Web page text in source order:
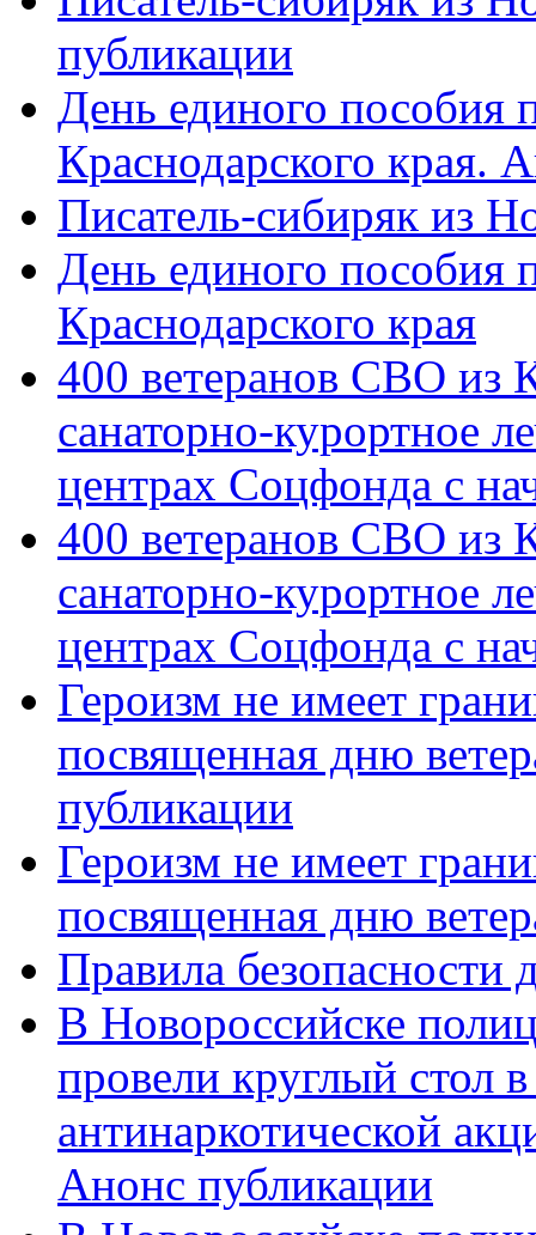
публикации
День единого пособия
Краснодарского края.
Писатель-сибиряк из
День единого пособия
Краснодарского края
400 ветеранов СВО из
санаторно-курортное
центрах Соцфонда с
400 ветеранов СВО из
санаторно-курортное
центрах Соцфонда с
Героизм не имеет
посвященная дню
публикации
Героизм не имеет
посвященная дню
Правила безопасности
В Новороссийске
провели круглый стол
антинаркотической
Анонс публикации